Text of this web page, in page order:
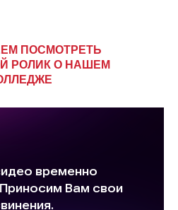
ПОСМОТРЕТЬ
РОЛИК О НАШЕМ